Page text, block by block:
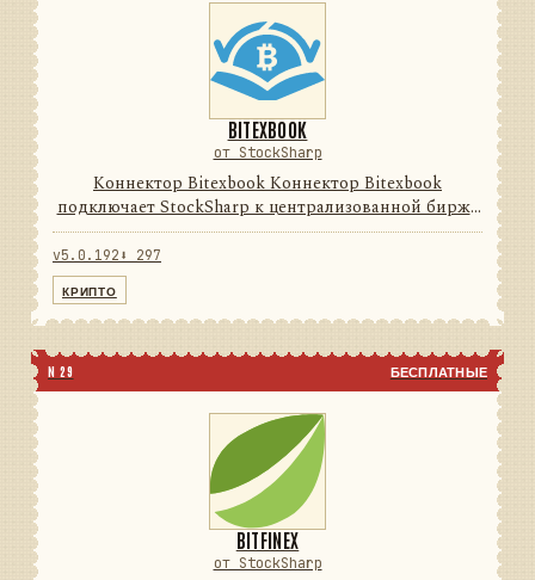
BITEXBOOK
от StockSharp
Коннектор Bitexbook Коннектор Bitexbook
подключает StockSharp к централизованной бирже
цифровых активов. Он переводит данные и
операции провайдера в единую модель сообщений
v5.0.192 ⬇ 297
КРИПТО
N 29 БЕСПЛАТНЫЕ
BITFINEX
от StockSharp